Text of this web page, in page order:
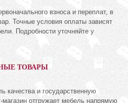
взноса и переплат, в
Точные условия оплаты зависят
Подробности уточняйте у
ТОВАРЫ
качества и государственную
отгружает мебель напрямую